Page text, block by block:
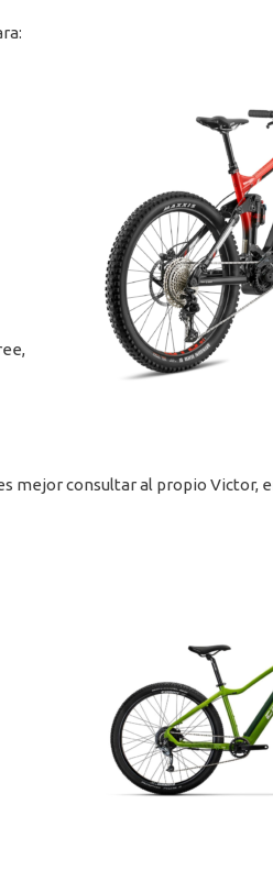
mejor consultar al propio Victor,